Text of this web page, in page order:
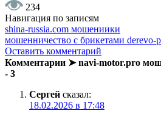
234
Навигация по записям
shina-russia.com мошениики
мошенничество с брикетами derevo-
Оставить комментарий
Комментарии ➤ navi-motor.pro
- 3
Сергей сказал:
18.02.2026 в 17:48